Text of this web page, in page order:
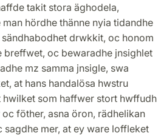
takit stora äghodela,
hördhe thänne nyia tidandhe
drwkkit, oc honom
oc bewaradhe jnsighlet
mz samma jnsigle, swa
at hans handalösa hwstru
som haffwer stort hwffudh
föther, asna öron, rädhelikan
mer, at ey ware loffleket